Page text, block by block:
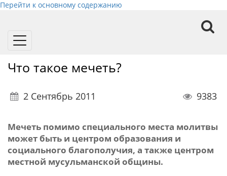
Перейти к основному содержанию
Toggle
Что такое мечеть?
2 Сентябрь 2011 9383
Мечеть помимо специального места молитвы
может быть и центром образования и
социального благополучия, а также центром
местной мусульманской общины.